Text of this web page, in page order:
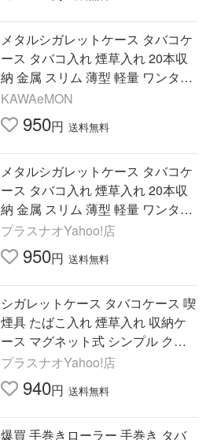
メタルシガレットケース タバコケ
ース タバコ入れ 煙草入れ 20本収
納 金属 スリム 薄型 軽量 ワンタッ
チ開閉式 クリップ付き
KAWAeMON
950円 送料無料
メタルシガレットケース タバコケ
ース タバコ入れ 煙草入れ 20本収
納 金属 スリム 薄型 軽量 ワンタッ
チ開閉式 クリップ付き
プラスナオYahoo!店
950円 送料無料
シガレットケース タバコケース 喫
煙具 たばこ入れ 煙草入れ 収納ケ
ース マグネット式 シンプル クー
ル 持ち運び つぶれない プレゼン
ト
プラスナオYahoo!店
940円 送料無料
爆買 手巻きローラー 手巻き タバ